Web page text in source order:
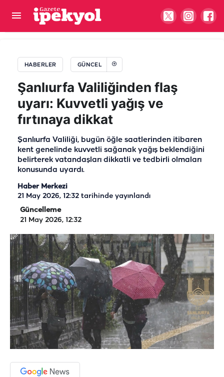
HABERLER GÜNCEL
Şanlıurfa Valiliğinden flaş
uyarı: Kuvvetli yağış ve
fırtınaya dikkat
Şanlıurfa Valiliği, bugün öğle saatlerinden itibaren
kent genelinde kuvvetli sağanak yağış beklendiğini
belirterek vatandaşları dikkatli ve tedbirli olmaları
konusunda uyardı.
Haber Merkezi
21 May 2026, 12:32 tarihinde yayınlandı
Güncelleme
21 May 2026, 12:32
Şanlıurfa’da bu geceyi kaçıran çok üzülür: